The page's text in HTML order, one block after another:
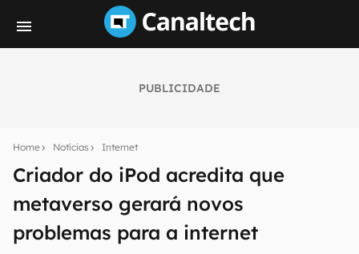
PUBLICIDADE
Home Notícias Internet
Criador do iPod acredita que
metaverso gerará novos
problemas para a internet
notícias e reviews sobre tecnologia em primeira
mão.
E-mail